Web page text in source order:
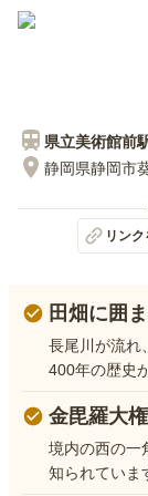
県立美術館前
静岡県静岡市
リン
田畑に囲
長尾川が流れ
400年の歴史
金毘羅大
境内の西の一
知られていま